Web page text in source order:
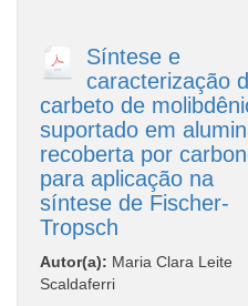
Síntese e
caracterização
carbeto de
suportado em
recoberta por
para aplicação na
síntese de Fischer-
Tropsch
Autor(a): Maria Clara Leite
Scaldaferri